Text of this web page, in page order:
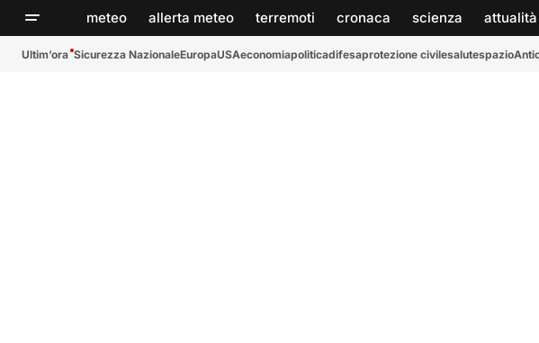
meteo allerta meteo terremoti cronaca scienza attualità
Ultim’ora Sicurezza NazionaleEuropaUSAeconomiapoliticadifesaprotezione civilesalutespazio